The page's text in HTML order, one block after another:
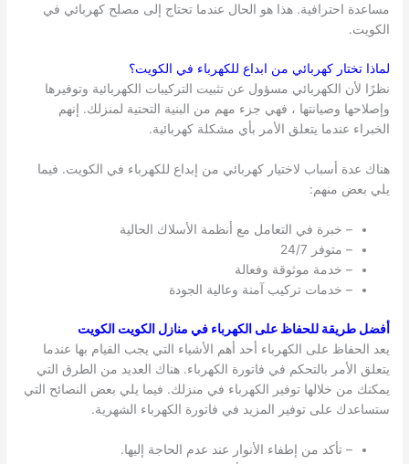
مساعدة احترافية. هذا هو الحال عندما تحتاج إلى مصلح كهربائي في
الكويت.
لماذا تختار كهربائي من ابداع للكهرباء في الكويت؟
نظرًا لأن الكهربائي مسؤول عن تثبيت التركيبات الكهربائية وتوفيرها
وإصلاحها وصيانتها ، فهي جزء مهم من البنية التحتية لمنزلك. إنهم
الخبراء عندما يتعلق الأمر بأي مشكلة كهربائية.
هناك عدة أسباب لاختيار كهربائي من إبداع للكهرباء في الكويت. فيما
يلي بعض منهم:
– خبرة في التعامل مع أنظمة الأسلاك الحالية
– متوفر 24/7
– خدمة موثوقة وفعالة
– خدمات تركيب آمنة وعالية الجودة
أفضل طريقة للحفاظ على الكهرباء في منازل الكويت الكويت
يعد الحفاظ على الكهرباء أحد أهم الأشياء التي يجب القيام بها عندما
يتعلق الأمر بالتحكم في فاتورة الكهرباء. هناك العديد من الطرق التي
يمكنك من خلالها توفير الكهرباء في منزلك. فيما يلي بعض النصائح التي
ستساعدك على توفير المزيد في فاتورة الكهرباء الشهرية.
– تأكد من إطفاء الأنوار عند عدم الحاجة إليها.